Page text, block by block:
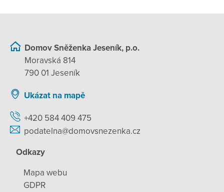
Domov Sněženka Jeseník, p.o.
Moravská 814
790 01 Jeseník
Ukázat na mapě
+420 584 409 475
podatelna@domovsnezenka.cz
Odkazy
Mapa webu
GDPR